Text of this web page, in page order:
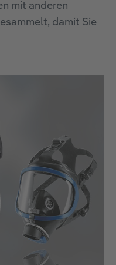
mit anderen
damit Sie